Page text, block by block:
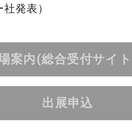
発表）
案内(総合受付サイ
出展申込